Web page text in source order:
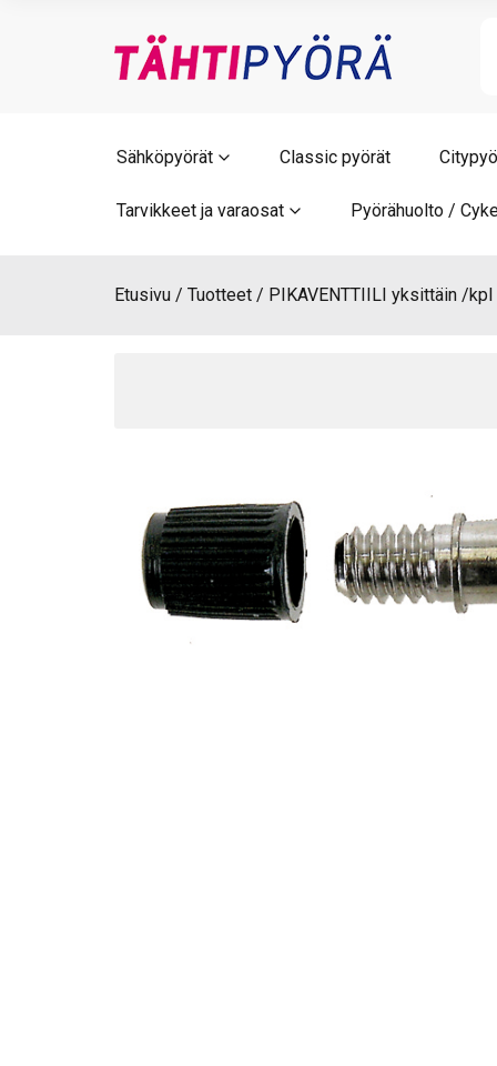
Sähköpyörät Classic pyörät
Tarvikkeet ja varaosat Pyörähuolto /
Etusivu Tuotteet PIKAVENTTIILI yksittäin /kpl